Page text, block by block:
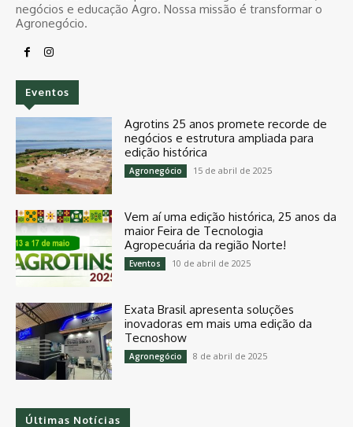
negócios e educação Agro. Nossa missão é transformar o
Agronegócio.
Eventos
Agrotins 25 anos promete recorde de
negócios e estrutura ampliada para
edição histórica
Agronegócio 15 de abril de 2025
Vem aí uma edição histórica, 25 anos da
maior Feira de Tecnologia
Agropecuária da região Norte!
Eventos 10 de abril de 2025
Exata Brasil apresenta soluções
inovadoras em mais uma edição da
Tecnoshow
Agronegócio 8 de abril de 2025
Últimas Notícias